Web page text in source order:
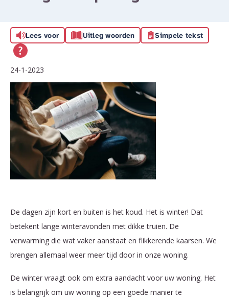
Lees voor Uitleg woorden Simpele tekst
24-1-2023
De dagen zijn kort en buiten is het koud. Het is winter! Dat
betekent lange winteravonden met dikke truien. De
verwarming die wat vaker aanstaat en flikkerende kaarsen. We
brengen allemaal weer meer tijd door in onze woning.
De winter vraagt ook om extra aandacht voor uw woning. Het
is belangrijk om uw woning op een goede manier te